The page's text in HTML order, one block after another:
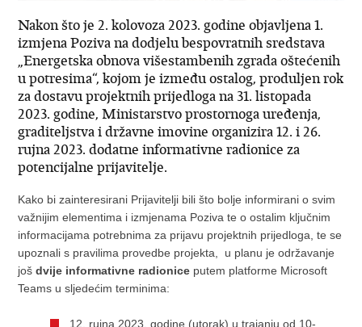
​Nakon što je 2. kolovoza 2023. godine objavljena 1.
izmjena Poziva na dodjelu bespovratnih sredstava
„Energetska obnova višestambenih zgrada oštećenih
u potresima“, kojom je između ostalog, produljen rok
za dostavu projektnih prijedloga na 31. listopada
2023. godine, Ministarstvo prostornoga uređenja,
graditeljstva i državne imovine organizira 12. i 26.
rujna 2023. dodatne informativne radionice za
potencijalne prijavitelje.
Kako bi zainteresirani Prijavitelji bili što bolje informirani o svim
važnijim elementima i izmjenama Poziva te o ostalim ključnim
informacijama potrebnima za prijavu projektnih prijedloga, te se
upoznali s pravilima provedbe projekta, u planu je održavanje
jošdvije informativne radionice putem platforme Microsoft
Teams u sljedećim terminima:
12. rujna 2023. godine (utorak) u trajanju od 10-